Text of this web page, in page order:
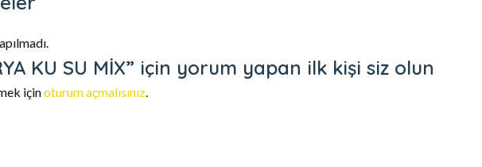
KU SU MİX” için yorum yapan ilk kişi siz olun
içinoturum açmalısınız.